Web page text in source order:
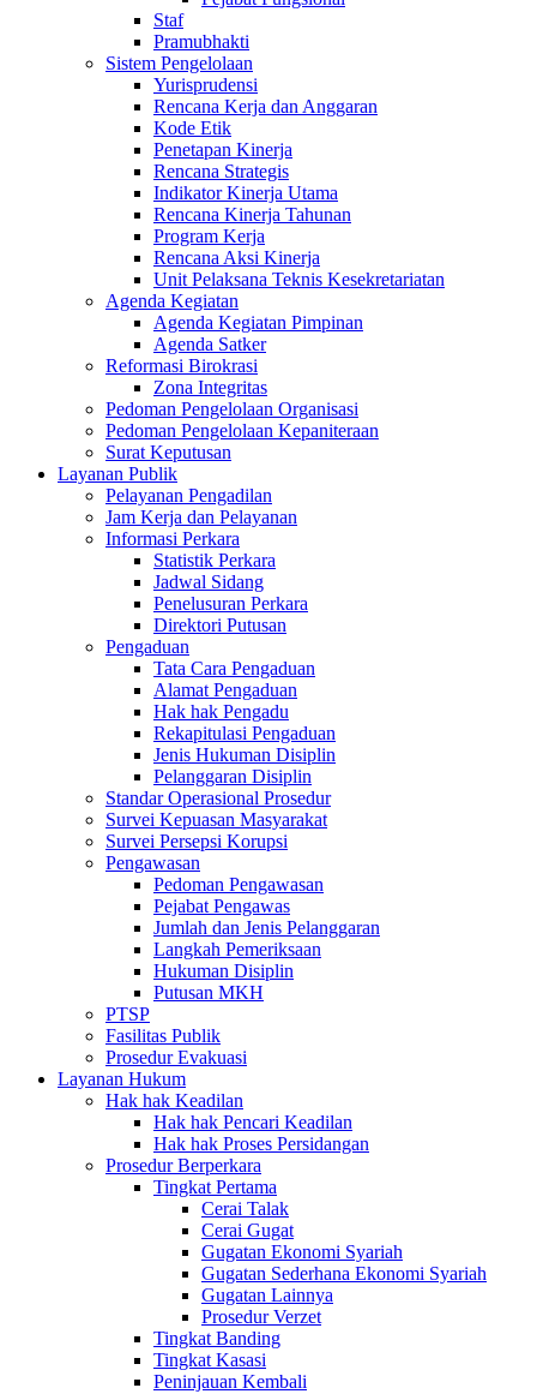
Staf
Pramubhakti
Sistem Pengelolaan
Yurisprudensi
Rencana Kerja dan Anggaran
Kode Etik
Penetapan Kinerja
Rencana Strategis
Indikator Kinerja Utama
Rencana Kinerja Tahunan
Program Kerja
Rencana Aksi Kinerja
Unit Pelaksana Teknis Kesekretariatan
Agenda Kegiatan
Agenda Kegiatan Pimpinan
Agenda Satker
Reformasi Birokrasi
Zona Integritas
Pedoman Pengelolaan Organisasi
Pedoman Pengelolaan Kepaniteraan
Surat Keputusan
Layanan Publik
Pelayanan Pengadilan
Jam Kerja dan Pelayanan
Informasi Perkara
Statistik Perkara
Jadwal Sidang
Penelusuran Perkara
Direktori Putusan
Pengaduan
Tata Cara Pengaduan
Alamat Pengaduan
Hak hak Pengadu
Rekapitulasi Pengaduan
Jenis Hukuman Disiplin
Pelanggaran Disiplin
Standar Operasional Prosedur
Survei Kepuasan Masyarakat
Survei Persepsi Korupsi
Pengawasan
Pedoman Pengawasan
Pejabat Pengawas
Jumlah dan Jenis Pelanggaran
Langkah Pemeriksaan
Hukuman Disiplin
Putusan MKH
PTSP
Fasilitas Publik
Prosedur Evakuasi
Layanan Hukum
Hak hak Keadilan
Hak hak Pencari Keadilan
Hak hak Proses Persidangan
Prosedur Berperkara
Tingkat Pertama
Cerai Talak
Cerai Gugat
Gugatan Ekonomi Syariah
Gugatan Sederhana Ekonomi Syariah
Gugatan Lainnya
Prosedur Verzet
Tingkat Banding
Tingkat Kasasi
Peninjauan Kembali